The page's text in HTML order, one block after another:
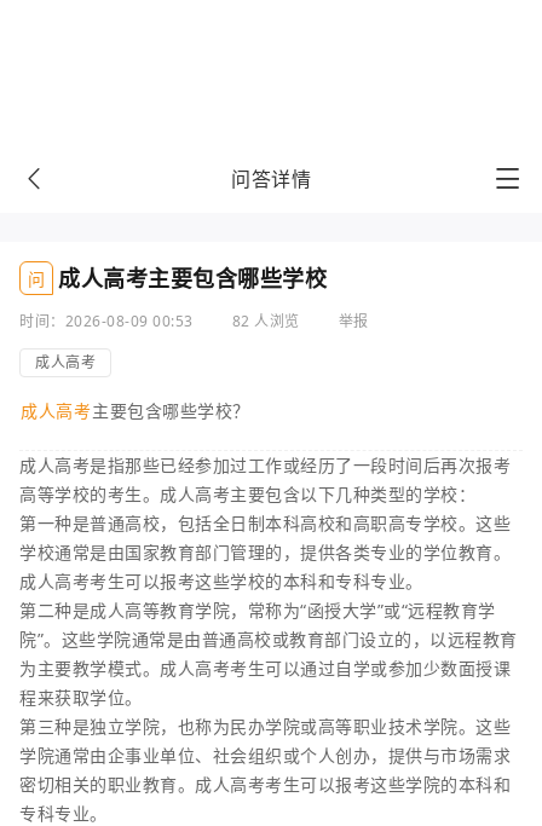
问答详情
问 成人高考主要包含哪些学校
时间：2026-08-09 00:53 82 人浏览
举报
成人高考
成人高考主要包含哪些学校？
成人高考是指那些已经参加过工作或经历了一段时间后再次报考
高等学校的考生。成人高考主要包含以下几种类型的学校：
第一种是普通高校，包括全日制本科高校和高职高专学校。这些
学校通常是由国家教育部门管理的，提供各类专业的学位教育。
成人高考考生可以报考这些学校的本科和专科专业。
第二种是成人高等教育学院，常称为“函授大学”或“远程教育学
院”。这些学院通常是由普通高校或教育部门设立的，以远程教育
为主要教学模式。成人高考考生可以通过自学或参加少数面授课
程来获取学位。
第三种是独立学院，也称为民办学院或高等职业技术学院。这些
学院通常由企事业单位、社会组织或个人创办，提供与市场需求
密切相关的职业教育。成人高考考生可以报考这些学院的本科和
专科专业。